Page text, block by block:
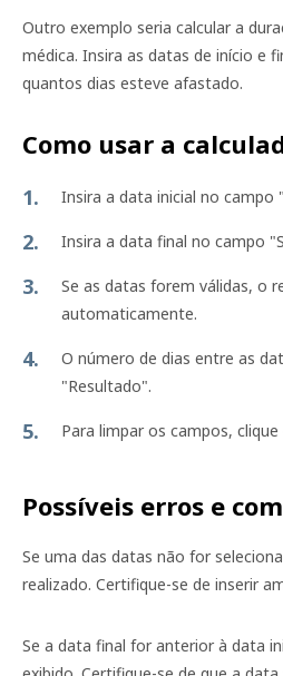
Outro exemplo seria calcular a
médica. Insira as datas de início e
quantos dias esteve afastado.
Como usar a
Insira a data inicial no campo
Insira a data final no campo
Se as datas forem válidas, o
automaticamente.
O número de dias entre as
"Resultado".
Para limpar os campos,
Possíveis erros e
Se uma das datas não for
realizado. Certifique-se de inserir
Se a data final for anterior à data